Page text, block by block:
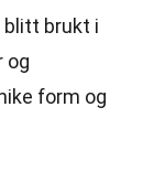
blitt brukt i
og
form og